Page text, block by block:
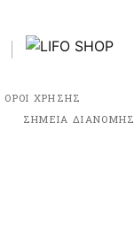
ΟΡΟΙ ΧΡΗΣΗΣ
ΣΗΜΕΙΑ ΔΙΑΝΟΜΗΣ